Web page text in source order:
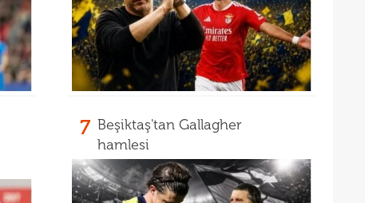
7 Beşiktaş'tan Gallagher
hamlesi